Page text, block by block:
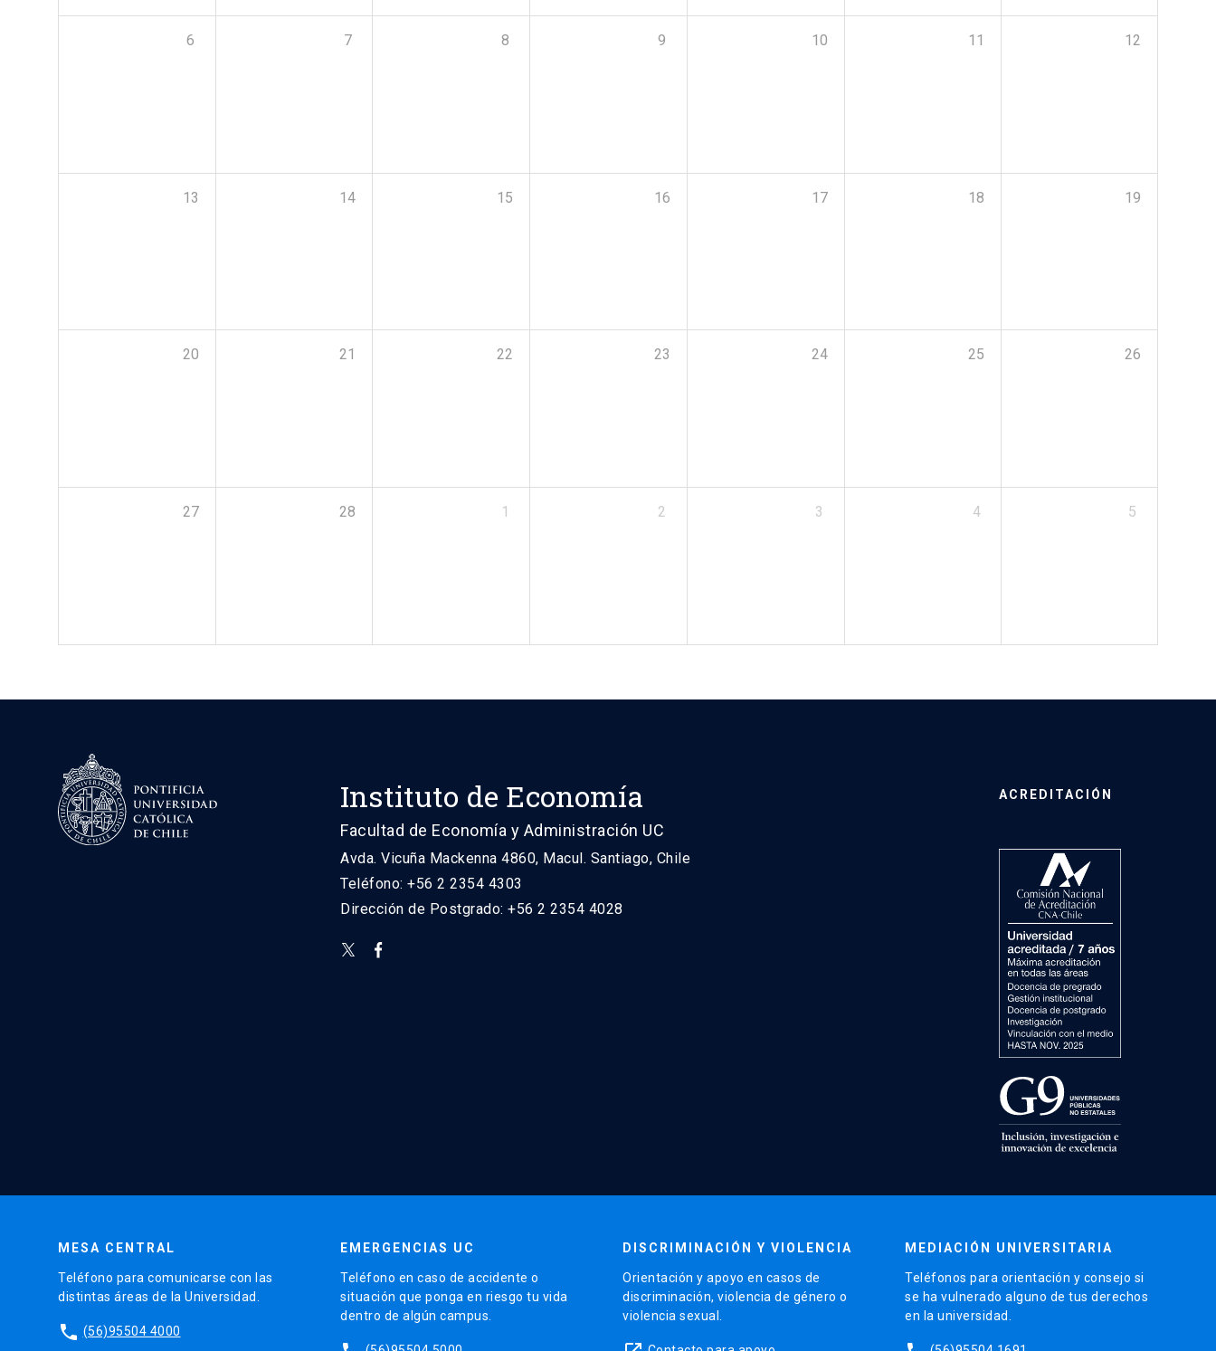
6 7 8 9 10 11 12
13 14 15 16 17 18 19
20 21 22 23 24 25 26
27 28 1 2 3 4 5
Instituto de Economía
Facultad de Economía y Administración UC
Avda. Vicuña Mackenna 4860, Macul. Santiago, Chile
Teléfono: +56 2 2354 4303
Dirección de Postgrado: +56 2 2354 4028
ACREDITACIÓN
MESA CENTRAL
Teléfono para comunicarse con las
distintas áreas de la Universidad.
phone (56)95504 4000
EMERGENCIAS UC
Teléfono en caso de accidente o
situación que ponga en riesgo tu vida
dentro de algún campus.
DISCRIMINACIÓN Y VIOLENCIA
Orientación y apoyo en casos de
discriminación, violencia de género o
violencia sexual.
MEDIACIÓN UNIVERSITARIA
Teléfonos para orientación y consejo si
se ha vulnerado alguno de tus derechos
en la universidad.